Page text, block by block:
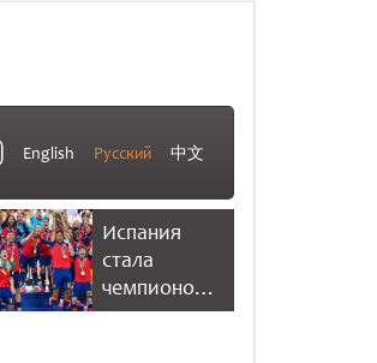
English Русский 中文
Испания
стала
чемпионом
мира по